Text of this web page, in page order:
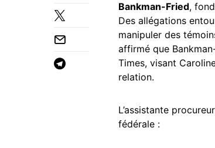
Bankman-Fried,
Des allégations
manipuler des
affirmé que
Times, visant
relation.
L’assistante
fédérale :